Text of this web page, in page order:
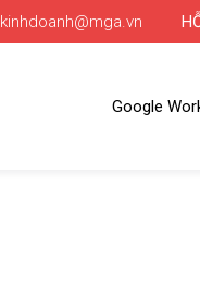
kinhdoanh@mga.vn
Google